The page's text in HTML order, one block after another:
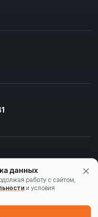
данных
работу с сайтом,
и условия